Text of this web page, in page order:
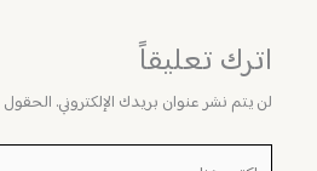
اترك تعليقاً
لن يتم نشر عنوان بريدك الإلكتروني. الحقول